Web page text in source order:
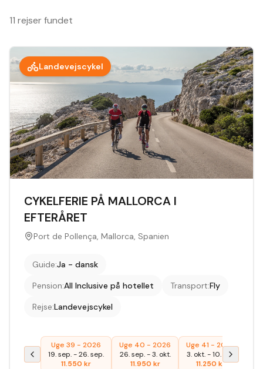
11 rejser fundet
Landevejscykel
CYKELFERIE PÅ MALLORCA I
EFTERÅRET
Port de Pollença, Mallorca, Spanien
Guide:Ja - dansk
Pension:All Inclusive på hotellet Transport:Fly
Rejse:Landevejscykel
Uge 39 - 2026
19. sep.-26. sep.
11.550 kr
Uge 40 - 2026
26. sep.-3. okt.
11.950 kr
Uge 41 - 2026
3. okt.-10. okt.
11.250 kr